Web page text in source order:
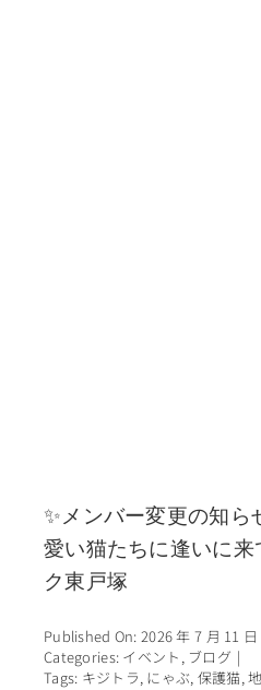
✨メンバー変更の知
愛い猫たちに逢いに
ク東戸塚
Published On: 2026 年 7 月 11 日
Categories: イベント , ブログ |
Tags: キジトラ, にゃぶ, 保護猫,